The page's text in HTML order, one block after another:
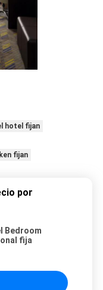
hotel fijan
fijan
por
Bedroom
fija